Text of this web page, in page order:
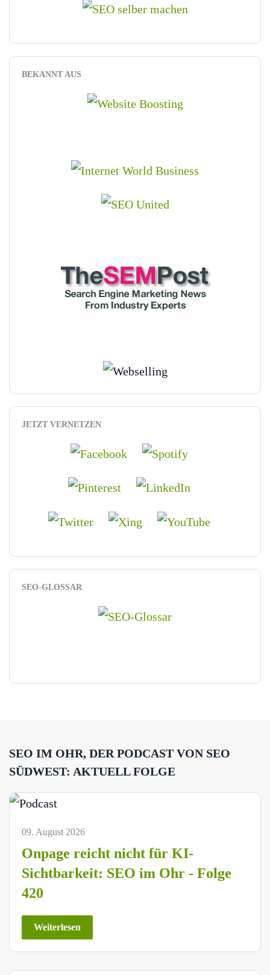
BEKANNT AUS
JETZT VERNETZEN
SEO-GLOSSAR
SEO IM OHR, DER PODCAST VON SEO
SÜDWEST: AKTUELL FOLGE
09. August 2026
Onpage reicht nicht für KI-
Sichtbarkeit: SEO im Ohr - Folge
420
Weiterlesen